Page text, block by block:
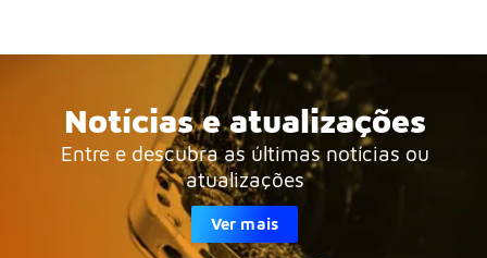
Notícias e atualizações
Entre e descubra as últimas notícias ou
atualizações
Ver mais